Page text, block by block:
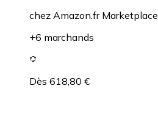
chez Amazon.fr Marketplace
+6 marchands
Dès 618,80 €